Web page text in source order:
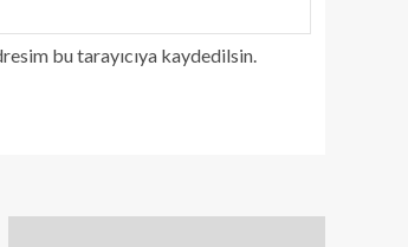
bu tarayıcıya kaydedilsin.